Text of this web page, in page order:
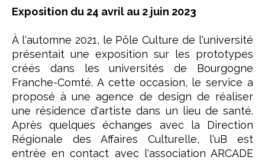
Exposition du 24 avril au 2 juin 2023
À l'automne 2021, le Pôle Culture de l'université
présentait une exposition sur les prototypes
créés dans les universités de Bourgogne
Franche-Comté. A cette occasion, le service a
proposé à une agence de design de réaliser
une résidence d'artiste dans un lieu de santé.
Après quelques échanges avec la Direction
Régionale des Affaires Culturelle, l'uB est
entrée en contact avec l'association ARCADE